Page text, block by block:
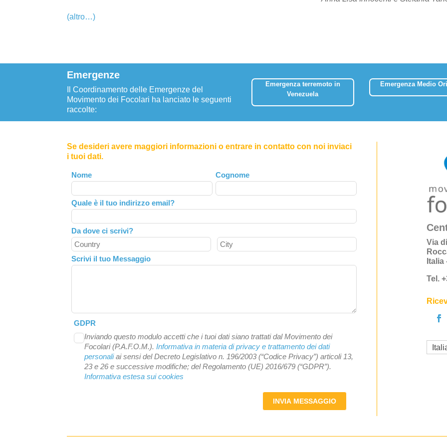
(altro…)
Emergenze
Il Coordinamento delle Emergenze del
Movimento dei Focolari ha lanciato le seguenti
raccolte:
Emergenza terremoto in
Venezuela
Emergenza Medio
Se desideri avere maggiori informazioni o entrare in contatto con noi inviaci
i tuoi dati.
Leave
this
field
blank
Nome Cognome
Quale è il tuo indirizzo email?
Da dove ci scrivi?
Scrivi il tuo Messaggio
GDPR
Inviando questo modulo accetti che i tuoi dati siano trattati dal Movimento dei
Focolari (P.A.F.O.M.).Informativa in materia di privacy e trattamento dei dati
personaliai sensi del Decreto Legislativo n. 196/2003 (“Codice Privacy”) articoli 13,
23 e 26 e successive modifiche; del Regolamento (UE) 2016/679 (“GDPR”).
Informativa estesa sui cookies
INVIA MESSAGGIO
Via
Italia
Tel.